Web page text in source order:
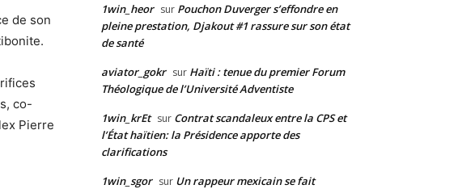
de son
co-
Pierre
1win_heor sur Pouchon Duverger s’effondre en
pleine prestation, Djakout #1 rassure sur son état
de santé
aviator_gokr sur Haïti : tenue du premier Forum
Théologique de l’Université Adventiste
1win_krEt sur Contrat scandaleux entre la CPS et
l’État haïtien: la Présidence apporte des
clarifications
1win_sgor sur Un rappeur mexicain se fait